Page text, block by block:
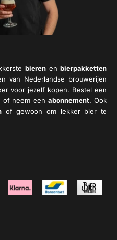
bieren en bierpakketten
van Nederlandse brouwerijen
voor jezelf kopen. Bestel een
of neem een abonnement. Ook
of gewoon om lekker bier te